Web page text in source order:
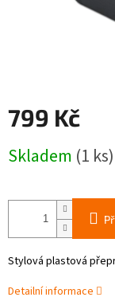
799 Kč
cena:
Skladem (1 ks)
Stylová plastová
Detailní informace